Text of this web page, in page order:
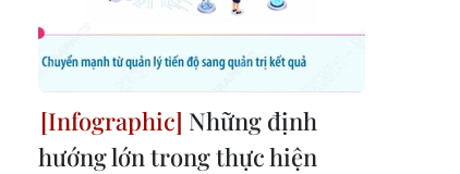
Những định
hướng lớn trong thực hiện